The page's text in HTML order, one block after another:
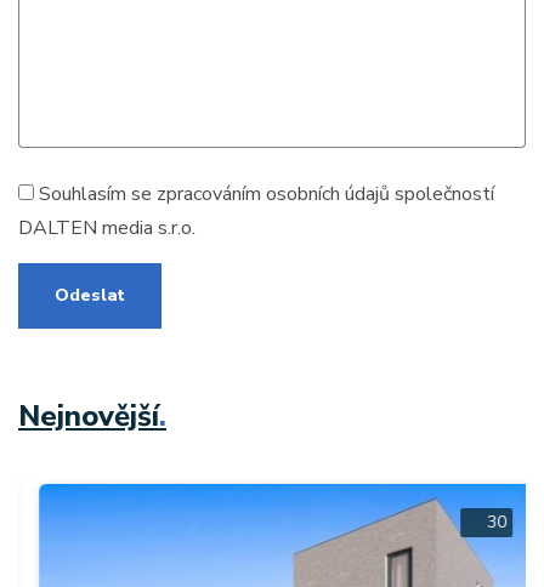
Souhlasím se zpracováním osobních údajů společností
DALTEN media s.r.o.
Odeslat
Nejnovější.
30